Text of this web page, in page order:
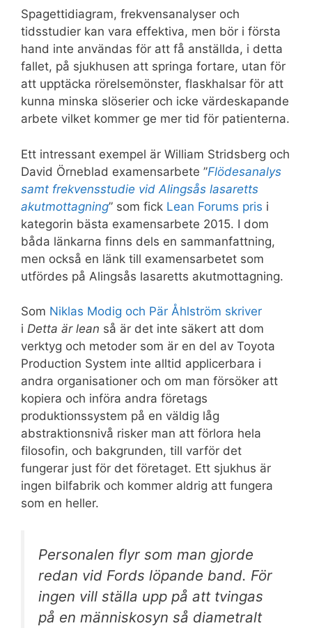
Spagettidiagram, frekvensanalyser och
tidsstudier kan vara effektiva, men bör i första
hand inte användas för att få anställda, i detta
fallet, på sjukhusen att springa fortare, utan för
att upptäcka rörelsemönster, flaskhalsar för att
kunna minska slöserier och icke värdeskapande
arbete vilket kommer ge mer tid för patienterna.
Ett intressant exempel är William Stridsberg och
David Örneblad examensarbete ”Flödesanalys
samt frekvensstudie vid Alingsås lasaretts
akutmottagning” som fick Lean Forums pris i
kategorin bästa examensarbete 2015. I dom
båda länkarna finns dels en sammanfattning,
men också en länk till examensarbetet som
utfördes på Alingsås lasaretts akutmottagning.
Som Niklas Modig och Pär Åhlström skriver
i Detta är lean så är det inte säkert att dom
verktyg och metoder som är en del av Toyota
Production System inte alltid applicerbara i
andra organisationer och om man försöker att
kopiera och införa andra företags
produktionssystem på en väldig låg
abstraktionsnivå risker man att förlora hela
filosofin, och bakgrunden, till varför det
fungerar just för det företaget. Ett sjukhus är
ingen bilfabrik och kommer aldrig att fungera
som en heller.
Personalen flyr som man gjorde
redan vid Fords löpande band. För
ingen vill ställa upp på att tvingas
på en människosyn så diametralt